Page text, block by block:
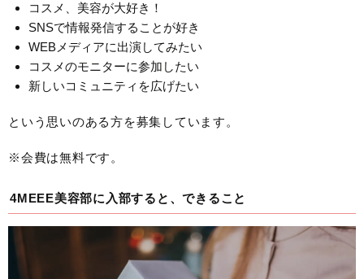
コスメ、美容が大好き！
SNSで情報発信することが好き
WEBメディアに出演してみたい
コスメのモニターに参加したい
新しいコミュニティを広げたい
という思いのある方を募集しています。
※会費は無料です。
4MEEE美容部に入部すると、できること